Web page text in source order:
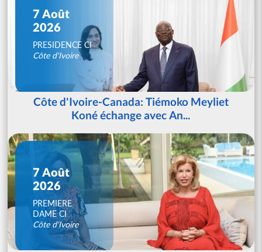
7 Août
2026
PRESIDENCE CI
Côte d'Ivoire
Côte d'Ivoire-Canada: Tiémoko Meyliet
Koné échange avec An...
7 Août
2026
PREMIERE
DAME CI
Côte d'Ivoire